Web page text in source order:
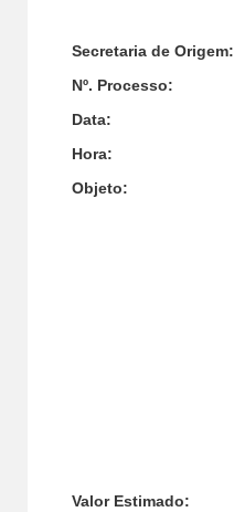
Secretaria de Origem:
Nº. Processo:
Data:
Hora:
Objeto:
Valor Estimado: